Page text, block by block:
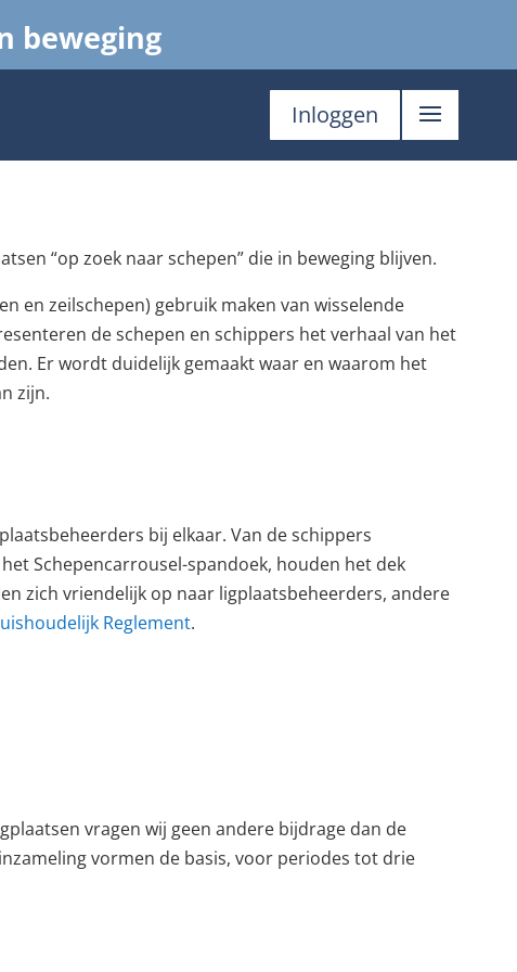
beweging
Inloggen
“op zoek naar schepen” die in beweging blijven.
en zeilschepen) gebruik maken van wisselende
de schepen en schippers het verhaal van het
Er wordt duidelijk gemaakt waar en waarom het
zijn.
bij elkaar. Van de schippers
Schepencarrousel-spandoek, houden het dek
zich vriendelijk op naar ligplaatsbeheerders, andere
Reglement.
vragen wij geen andere bijdrage dan de
vormen de basis, voor periodes tot drie